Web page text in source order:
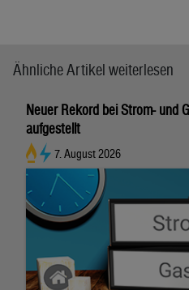
Ähnliche Artikel weiterlesen
Neuer Rekord bei Strom- und
aufgestellt
7. August 2026